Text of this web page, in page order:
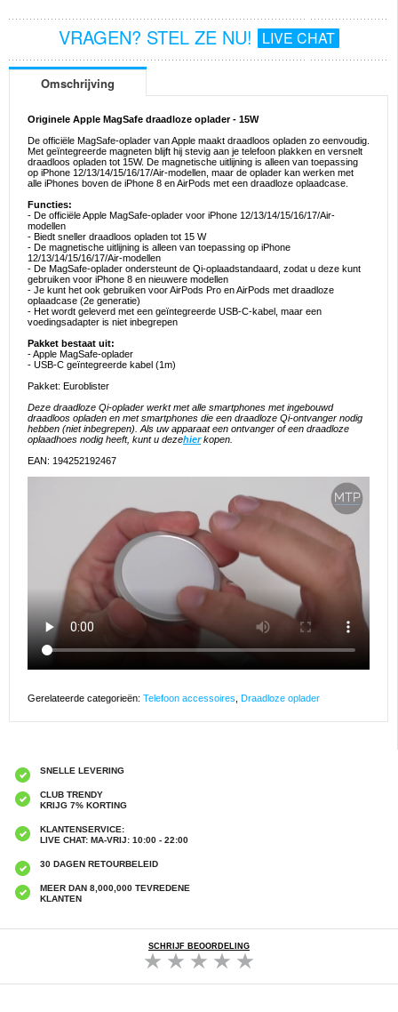
VRAGEN? STEL ZE NU! LIVE CHAT
Omschrijving
Originele Apple MagSafe draadloze oplader - 15W
De officiële MagSafe-oplader van Apple maakt draadloos opladen zo eenvoudig.
Met geïntegreerde magneten blijft hij stevig aan je telefoon plakken en versnelt
draadloos opladen tot 15W. De magnetische uitlijning is alleen van toepassing
op iPhone 12/13/14/15/16/17/Air-modellen, maar de oplader kan werken met
alle iPhones boven de iPhone 8 en AirPods met een draadloze oplaadcase.
Functies:
- De officiële Apple MagSafe-oplader voor iPhone 12/13/14/15/16/17/Air-
modellen
- Biedt sneller draadloos opladen tot 15 W
- De magnetische uitlijning is alleen van toepassing op iPhone
12/13/14/15/16/17/Air-modellen
- De MagSafe-oplader ondersteunt de Qi-oplaadstandaard, zodat u deze kunt
gebruiken voor iPhone 8 en nieuwere modellen
- Je kunt het ook gebruiken voor AirPods Pro en AirPods met draadloze
oplaadcase (2e generatie)
- Het wordt geleverd met een geïntegreerde USB-C-kabel, maar een
voedingsadapter is niet inbegrepen
Pakket bestaat uit:
- Apple MagSafe-oplader
- USB-C geïntegreerde kabel (1m)
Pakket: Euroblister
Deze draadloze Qi-oplader werkt met alle smartphones met ingebouwd
draadloos opladen en met smartphones die een draadloze Qi-ontvanger nodig
hebben (niet inbegrepen). Als uw apparaat een ontvanger of een draadloze
oplaadhoes nodig heeft, kunt u dezehierkopen.
EAN: 194252192467
Gerelateerde categorieën: Telefoon accessoires Draadloze oplader
SNELLE LEVERING
CLUB TRENDY
KRIJG 7% KORTING
KLANTENSERVICE:
LIVE CHAT: MA-VRIJ: 10:00 - 22:00
30 DAGEN RETOURBELEID
MEER DAN 8,000,000 TEVREDENE
KLANTEN
SCHRIJF BEOORDELING